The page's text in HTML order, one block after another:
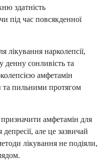
здатність
під час повсякденної
лікування нарколепсії,
денну сонливість та
амфетамін
та пильними протягом
амфетамін для
але це зазвичай
лікування не подіяли,